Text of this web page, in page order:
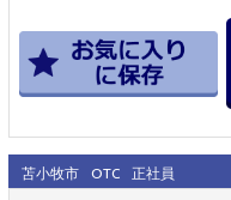
苫小牧市 OTC 正社員